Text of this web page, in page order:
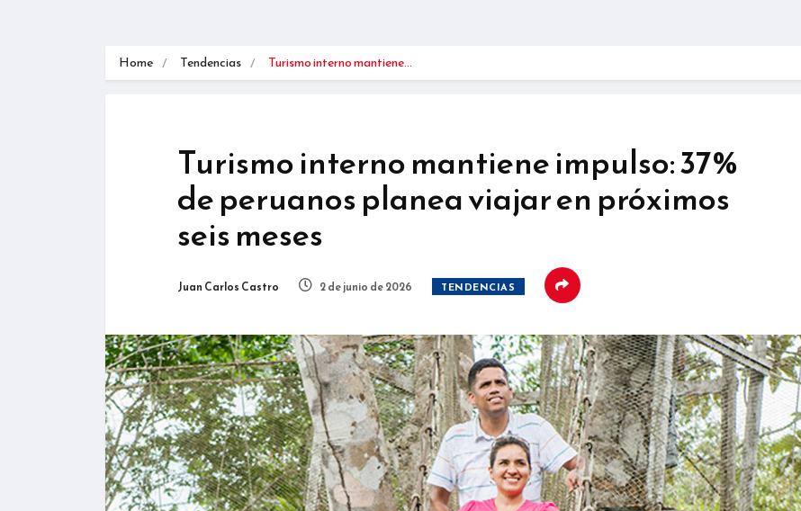
Home Tendencias Turismo interno mantiene…
Turismo interno mantiene impulso: 37%
de peruanos planea viajar en próximos
seis meses
Juan Carlos Castro 2 de junio de 2026 TENDENCIAS